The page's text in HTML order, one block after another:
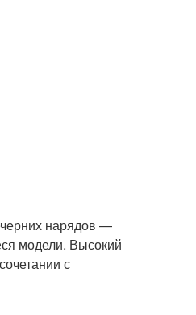
нарядов —
модели. Высокий
с